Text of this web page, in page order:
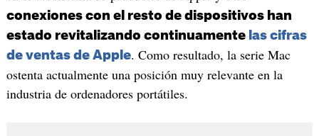
conexiones con el resto de dispositivos han
estado revitalizando continuamente las cifras
de ventas de Apple. Como resultado, la serie Mac
ostenta actualmente una posición muy relevante en la
industria de ordenadores portátiles.